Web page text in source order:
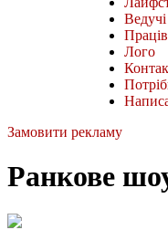
Ведучі
Лого
Замовити рекламу
Ранкове